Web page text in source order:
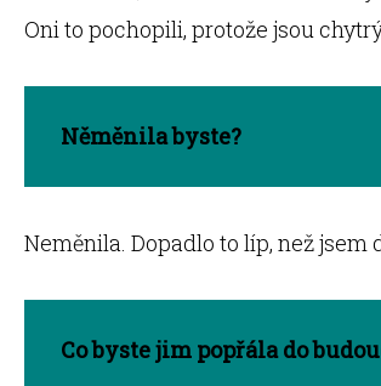
Oni to pochopili, protože jsou
Něměnila byste?
Neměnila. Dopadlo to líp, než jsem
Co byste jim popřála do